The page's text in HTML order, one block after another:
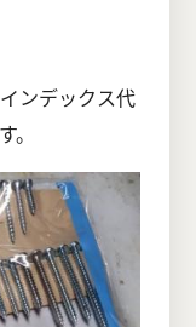
ンデックス代